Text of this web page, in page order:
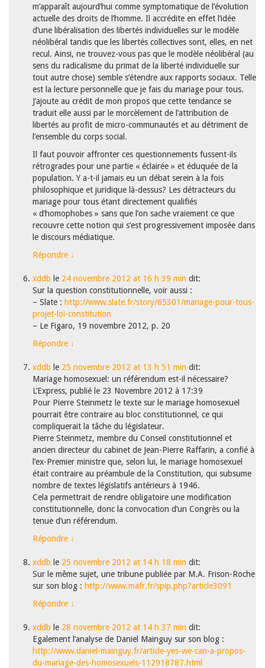
m’apparaît aujourd’hui comme symptomatique de l’évolution
actuelle des droits de l’homme. Il accrédite en effet l’idée
d’une libéralisation des libertés individuelles sur le modèle
néolibéral tandis que les libertés collectives sont, elles, en net
recul. Ainsi, ne trouvez-vous pas que le modèle néolibéral (au
sens du radicalisme du primat de la liberté individuelle sur
tout autre chose) semble s’étendre aux rapports sociaux. Telle
est la lecture personnelle que je fais du mariage pour tous.
J’ajoute au crédit de mon propos que cette tendance se
traduit elle aussi par le morcèlement de l’attribution de
libertés au profit de micro-communautés et au détriment de
l’ensemble du corps social.
Il faut pouvoir affronter ces questionnements fussent-ils
rétrogrades pour une partie « éclairée » et éduquée de la
population. Y a-t-il jamais eu un débat serein à la fois
philosophique et juridique là-dessus? Les détracteurs du
mariage pour tous étant directement qualifiés
« d’homophobes » sans que l’on sache vraiement ce que
recouvre cette notion qui s’est progressivement imposée dans
le discours médiatique.
Répondre ↓
xddb le 24 novembre 2012 at 16 h 39 min dit:
Sur la question constitutionnelle, voir aussi :
– Slate : http://www.slate.fr/story/65301/mariage-pour-tous-
projet-loi-constitution
– Le Figaro, 19 novembre 2012, p. 20
Répondre ↓
xddb le 25 novembre 2012 at 13 h 51 min dit:
Mariage homosexuel: un référendum est-il nécessaire?
L’Express, publié le 23 Novembre 2012 à 17:39
Pour Pierre Steinmetz le texte sur le mariage homosexuel
pourrait être contraire au bloc constitutionnel, ce qui
compliquerait la tâche du législateur.
Pierre Steinmetz, membre du Conseil constitutionnel et
ancien directeur du cabinet de Jean-Pierre Raffarin, a confié à
l’ex-Premier ministre que, selon lui, le mariage homosexuel
était contraire au préambule de la Constitution, qui subsume
nombre de textes législatifs antérieurs à 1946.
Cela permettrait de rendre obligatoire une modification
constitutionnelle, donc la convocation d’un Congrès ou la
tenue d’un référendum.
Répondre ↓
xddb le 25 novembre 2012 at 14 h 18 min dit:
Sur le même sujet, une tribune publiée par M.A. Frison-Roche
sur son blog : http://www.mafr.fr/spip.php?article3091
Répondre ↓
xddb le 28 novembre 2012 at 14 h 37 min dit:
Egalement l’analyse de Daniel Mainguy sur son blog :
http://www.daniel-mainguy.fr/article-yes-we-can-a-propos-
du-mariage-des-homosexuels-112918787.html